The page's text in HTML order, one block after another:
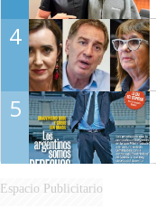
4
5
Espacio Publicitario